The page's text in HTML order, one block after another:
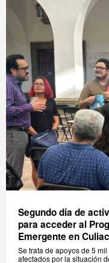
Segundo día de
para acceder al
Emergente en
Se trata de apoyos de 5
afectados por la situación